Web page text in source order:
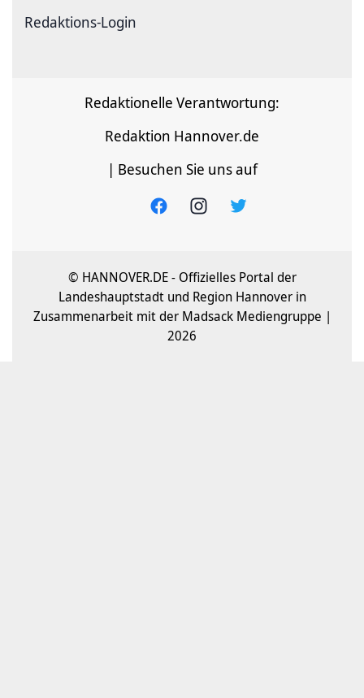
Redaktions-Login
Redaktionelle Verantwortung:
Redaktion Hannover.de
| Besuchen Sie uns auf
© HANNOVER.DE - Offizielles Portal der
Landeshauptstadt und Region Hannover in
Zusammenarbeit mit der Madsack Mediengruppe |
2026